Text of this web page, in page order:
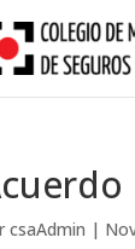
csaAdmin |